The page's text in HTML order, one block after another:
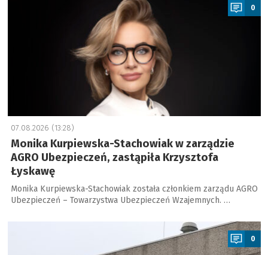
0
07.08.2026 (13:28)
Monika Kurpiewska-Stachowiak w zarządzie
AGRO Ubezpieczeń, zastąpiła Krzysztofa
Łyskawę
Monika Kurpiewska-Stachowiak została członkiem zarządu AGRO
Ubezpieczeń – Towarzystwa Ubezpieczeń Wzajemnych. …
0